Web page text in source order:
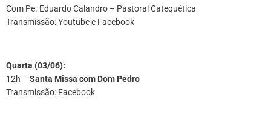
Com Pe. Eduardo Calandro – Pastoral Catequética
Transmissão: Youtube e Facebook
Quarta (03/06):
12h – Santa Missa com Dom Pedro
Transmissão: Facebook